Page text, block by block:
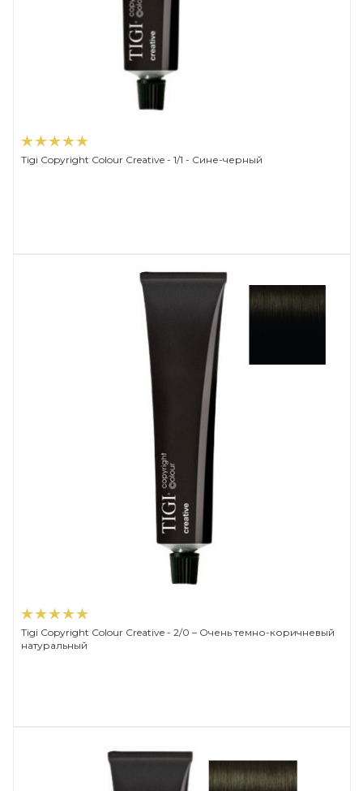
Tigi Copyright Сolour Creative - 1/1 - Сине-черный
Tigi Copyright Сolour Creative - 2/0 – Очень темно-коричневый
натуральный